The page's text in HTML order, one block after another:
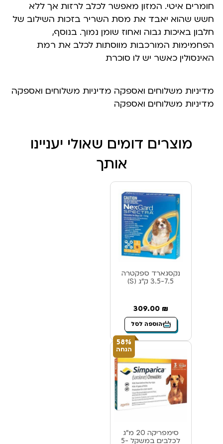
חומרים איטי. המזון מאפשר לכלב לרזות אך ללא
חשש שהוא יאבד את מסת השריר בזכות השילוב של
חלבון באיכות גבוה ואחוז שומן נמוך. בנוסף,
הפחמימות המורכבות מווסתות לכלב את רמת
האינסולין כאשר יש לו סוכרת
מדיניות משלוחים ואספקה מדיניות משלוחים ואספקה
מדיניות משלוחים ואספקה
מוצרים דומים שאולי יעניינו
אותך
נקסגארד ספקטרה
3.5-7.5 ק”ג (S)
309.00 ₪
הוספה לסל
58%
הנחה
סימפריקה 20 מ”ג
לכלבים במשקל 5-